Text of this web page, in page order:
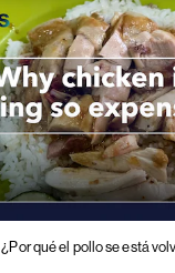
¿Por qué el pollo se está